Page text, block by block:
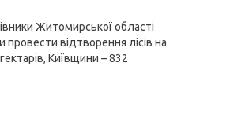
Житомирської області
провести відтворення лісів на
Київщини – 832